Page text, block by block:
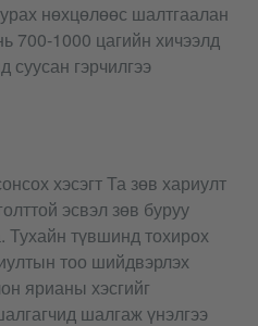
нөхцөлөөс шалтгаалан
700-1000 цагийн хичээлд
суусан гэрчилгээ
хэсэгт Та зөв хариулт
эсвэл зөв буруу
Тухайн түвшинд тохирох
тоо шийдвэрлэх
ярианы хэсгийг
шалгаж үнэлгээ